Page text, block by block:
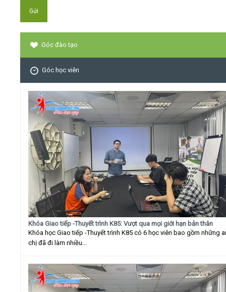
Góc đào tạo
Góc học viên
Khóa Giao tiếp -Thuyết trình K85: Vượt qua mọi giới hạn bản thân
Khóa học Giao tiếp -Thuyết trình K85 có 6 học viên bao gồm những
chị đã đi làm nhiều...